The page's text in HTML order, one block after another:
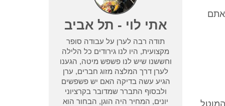
אתי לוי - תל אביב
תודה רבה לערן על עבודה סופר
מקצועית, היו לנו גירודים כל הלילה
וחששנו שיש לנו פשפש מיטה, הגענו
לערן דרך המלצה מזוג חברים, ערן
הגיע עשה בדיקה האם יש פשפשים
ולבסוף התברר שמדובר בקרציוני
יונים, המחיר היה הוגן, הבחור הוא
נתניה
ואבא